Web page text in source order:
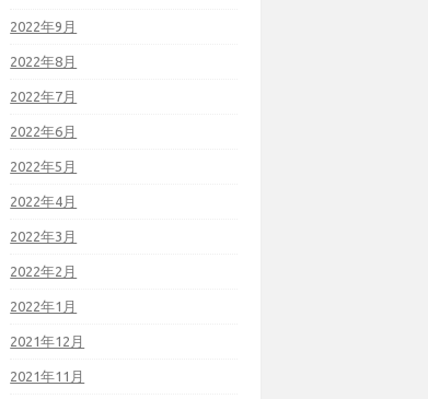
2022年9月
2022年8月
2022年7月
2022年6月
2022年5月
2022年4月
2022年3月
2022年2月
2022年1月
2021年12月
2021年11月